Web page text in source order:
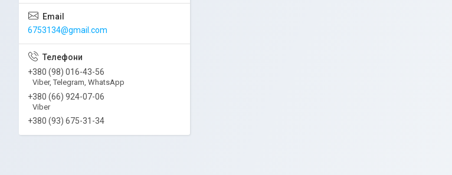
6753134@gmail.com
+380 (98) 016-43-56
Viber, Telegram, WhatsApp
+380 (66) 924-07-06
Viber
+380 (93) 675-31-34